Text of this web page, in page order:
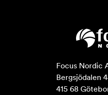
Focus Nordic
Bergsjödalen
415 68